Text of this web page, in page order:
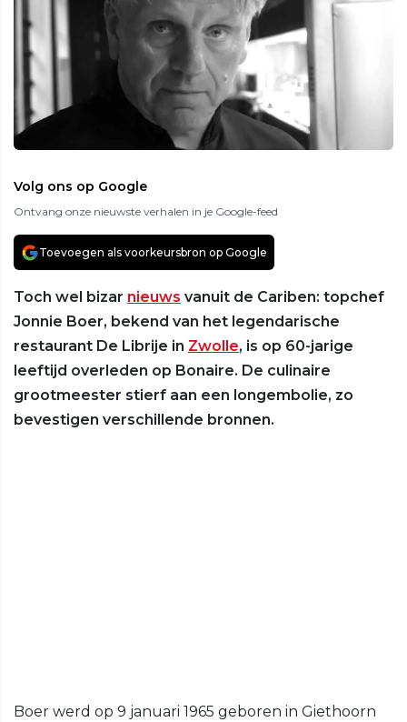
Volg ons op Google
Ontvang onze nieuwste verhalen in je Google-feed
Toevoegen als voorkeursbron op Google
Toch wel bizar nieuws vanuit de Cariben: topchef
Jonnie Boer, bekend van het legendarische
restaurant De Librije in Zwolle, is op 60-jarige
leeftijd overleden op Bonaire. De culinaire
grootmeester stierf aan een longembolie, zo
bevestigen verschillende bronnen.
Boer werd op 9 januari 1965 geboren in Giethoorn